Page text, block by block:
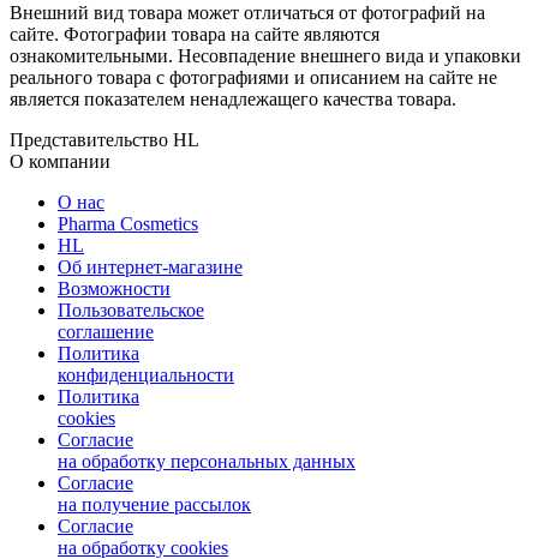
Внешний вид товара может отличаться от фотографий на
сайте. Фотографии товара на сайте являются
ознакомительными. Несовпадение внешнего вида и упаковки
реального товара с фотографиями и описанием на сайте не
является показателем ненадлежащего качества товара.
Представительство HL
О компании
О нас
Pharma Cosmetics
HL
Об интернет-магазине
Возможности
Пользовательское
соглашение
Политика
конфиденциальности
Политика
cookies
Согласие
на обработку персональных данных
Согласие
на получение рассылок
Согласие
на обработку cookies